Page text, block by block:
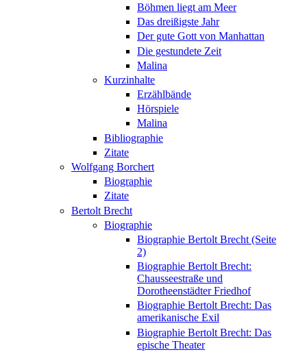
Böhmen liegt am Meer
Das dreißigste Jahr
Der gute Gott von Manhattan
Die gestundete Zeit
Malina
Kurzinhalte
Erzählbände
Hörspiele
Malina
Bibliographie
Zitate
Wolfgang Borchert
Biographie
Zitate
Bertolt Brecht
Biographie
Biographie Bertolt Brecht (Seite
2)
Biographie Bertolt Brecht:
Chausseestraße und
Dorotheenstädter Friedhof
Biographie Bertolt Brecht: Das
amerikanische Exil
Biographie Bertolt Brecht: Das
epische Theater